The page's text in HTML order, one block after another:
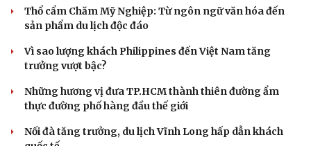
Văn hóa
Văn học
Âm nhạc
Di sản
Thời trang
Sao Việt
Thổ cẩm Chăm Mỹ Nghiệp: Từ ngôn ngữ văn hóa đến
sản phẩm du lịch độc đáo
Vì sao lượng khách Philippines đến Việt Nam tăng
trưởng vượt bậc?
Những hương vị đưa TP.HCM thành thiên đường ẩm
thực đường phố hàng đầu thế giới
Nối đà tăng trưởng, du lịch Vĩnh Long hấp dẫn khách